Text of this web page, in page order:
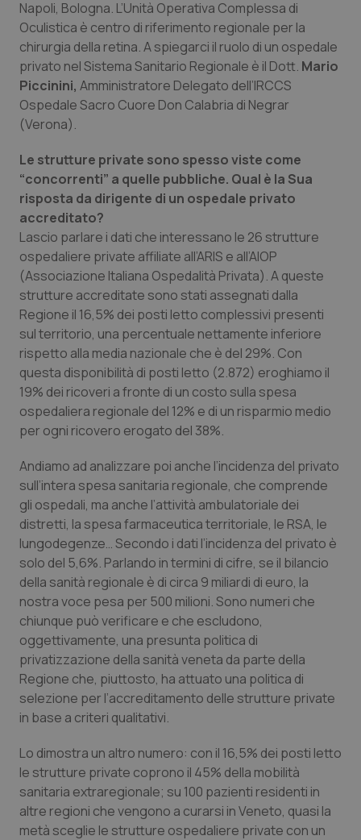
Liguria
Lombardia
Marche
Molise
Piemonte
Provincia Autonoma di Bolzano
Provincia Autonoma di Trento
Puglia
Sardegna
Sicilia
Toscana
Umbria
Valle D’Aosta
Veneto
Disturbi dell’umore
Dolore
Donna & Salute
Epatiti
HIV
Infezioni & Febbre
Ipertensione & Scompenso
Malattie rare
Malattia di Crohn & Rettocolite Ulcerosa
Neuroscienze & patologie neurodegenerative
Obesità
Oftalmologia
Oncodermatologia
Oncoematologia
Oncologia & Nutrizione
Psoriasi & pelle
Quotidiano Cardiologia
Quotidiano Oncologia
Quotidiano Pediatria
Napoli, Bologna. L’Unità Operativa Complessa di
Oculistica è centro di riferimento regionale per la
chirurgia della retina. A spiegarci il ruolo di un ospedale
privato nel Sistema Sanitario Regionale è il Dott. Mario
Piccinini, Amministratore Delegato dell’IRCCS
Ospedale Sacro Cuore Don Calabria di Negrar
(Verona).
Le strutture private sono spesso viste come
“concorrenti” a quelle pubbliche. Qual è la Sua
risposta da dirigente di un ospedale privato
accreditato?
Lascio parlare i dati che interessano le 26 strutture
ospedaliere private affiliate all’ARIS e all’AIOP
(Associazione Italiana Ospedalità Privata). A queste
strutture accreditate sono stati assegnati dalla
Regione il 16,5% dei posti letto complessivi presenti
sul territorio, una percentuale nettamente inferiore
rispetto alla media nazionale che è del 29%. Con
questa disponibilità di posti letto (2.872) eroghiamo il
19% dei ricoveri a fronte di un costo sulla spesa
ospedaliera regionale del 12% e di un risparmio medio
per ogni ricovero erogato del 38%.
Andiamo ad analizzare poi anche l’incidenza del privato
sull’intera spesa sanitaria regionale, che comprende
gli ospedali, ma anche l’attività ambulatoriale dei
distretti, la spesa farmaceutica territoriale, le RSA, le
lungodegenze… Secondo i dati l’incidenza del privato è
solo del 5,6%. Parlando in termini di cifre, se il bilancio
della sanità regionale è di circa 9 miliardi di euro, la
nostra voce pesa per 500 milioni. Sono numeri che
chiunque può verificare e che escludono,
oggettivamente, una presunta politica di
privatizzazione della sanità veneta da parte della
Regione che, piuttosto, ha attuato una politica di
selezione per l’accreditamento delle strutture private
in base a criteri qualitativi.
Lo dimostra un altro numero: con il 16,5% dei posti letto
le strutture private coprono il 45% della mobilità
sanitaria extraregionale; su 100 pazienti residenti in
altre regioni che vengono a curarsi in Veneto, quasi la
metà sceglie le strutture ospedaliere private con un